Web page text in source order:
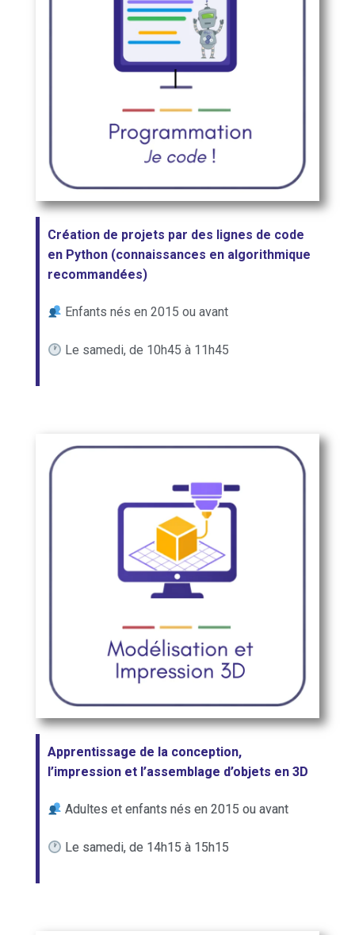
Création de projets par des lignes de code
en Python (connaissances en algorithmique
recommandées)
Enfants nés en 2015 ou avant
Le samedi, de 10h45 à 11h45
Apprentissage de la conception,
l’impression et l’assemblage d’objets en 3D
Adultes et enfants nés en 2015 ou avant
Le samedi, de 14h15 à 15h15